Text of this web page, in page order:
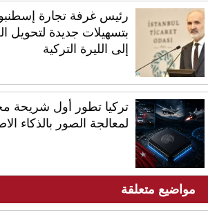
رئيس غرفة تجارة
بتسهيلات جديدة لتحويل
إلى الليرة التركية
تركيا تطور أول شريحة
لمعالجة الصور بالذكاء
مواضيع متعلقة